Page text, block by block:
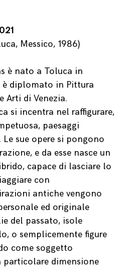
Messico, 1986)
è nato a Toluca in
è diplomato in Pittura
Arti di Venezia.
si incentra nel raffigurare,
paesaggi
sue opere si pongono
e da esse nasce un
capace di lasciare lo
con
antiche vengono
ed originale
del passato, isole
o semplicemente figure
come soggetto
particolare dimensione